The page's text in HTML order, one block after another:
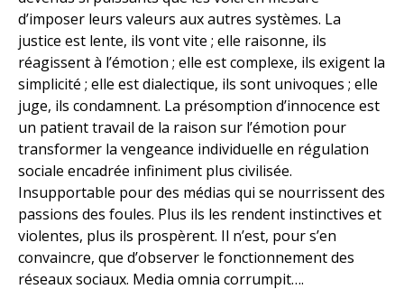
d’imposer leurs valeurs aux autres systèmes. La
justice est lente, ils vont vite ; elle raisonne, ils
réagissent à l’émotion ; elle est complexe, ils exigent la
simplicité ; elle est dialectique, ils sont univoques ; elle
juge, ils condamnent. La présomption d’innocence est
un patient travail de la raison sur l’émotion pour
transformer la vengeance individuelle en régulation
sociale encadrée infiniment plus civilisée.
Insupportable pour des médias qui se nourrissent des
passions des foules. Plus ils les rendent instinctives et
violentes, plus ils prospèrent. Il n’est, pour s’en
convaincre, que d’observer le fonctionnement des
réseaux sociaux. Media omnia corrumpit….